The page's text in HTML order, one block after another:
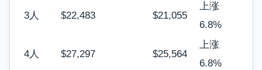
3人 $22,483 $21,055
上涨
6.8%
4人 $27,297 $25,564
上涨
6.8%